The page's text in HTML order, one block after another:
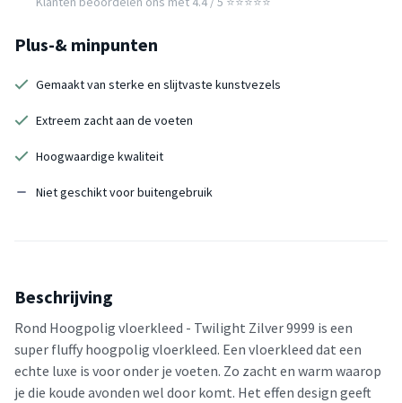
Plus-& minpunten
Gemaakt van sterke en slijtvaste kunstvezels
Extreem zacht aan de voeten
Hoogwaardige kwaliteit
Niet geschikt voor buitengebruik
Beschrijving
Rond Hoogpolig vloerkleed - Twilight Zilver 9999 is een
super fluffy hoogpolig vloerkleed. Een vloerkleed dat een
echte luxe is voor onder je voeten. Zo zacht en warm waarop
je die koude avonden wel door komt. Het effen design geeft